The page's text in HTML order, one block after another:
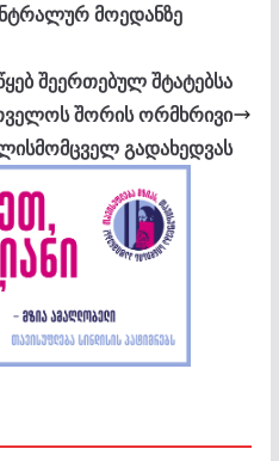
მოედანზე
შეერთებულ შტატებსა
შორის ორმხრივი
გადახედვას